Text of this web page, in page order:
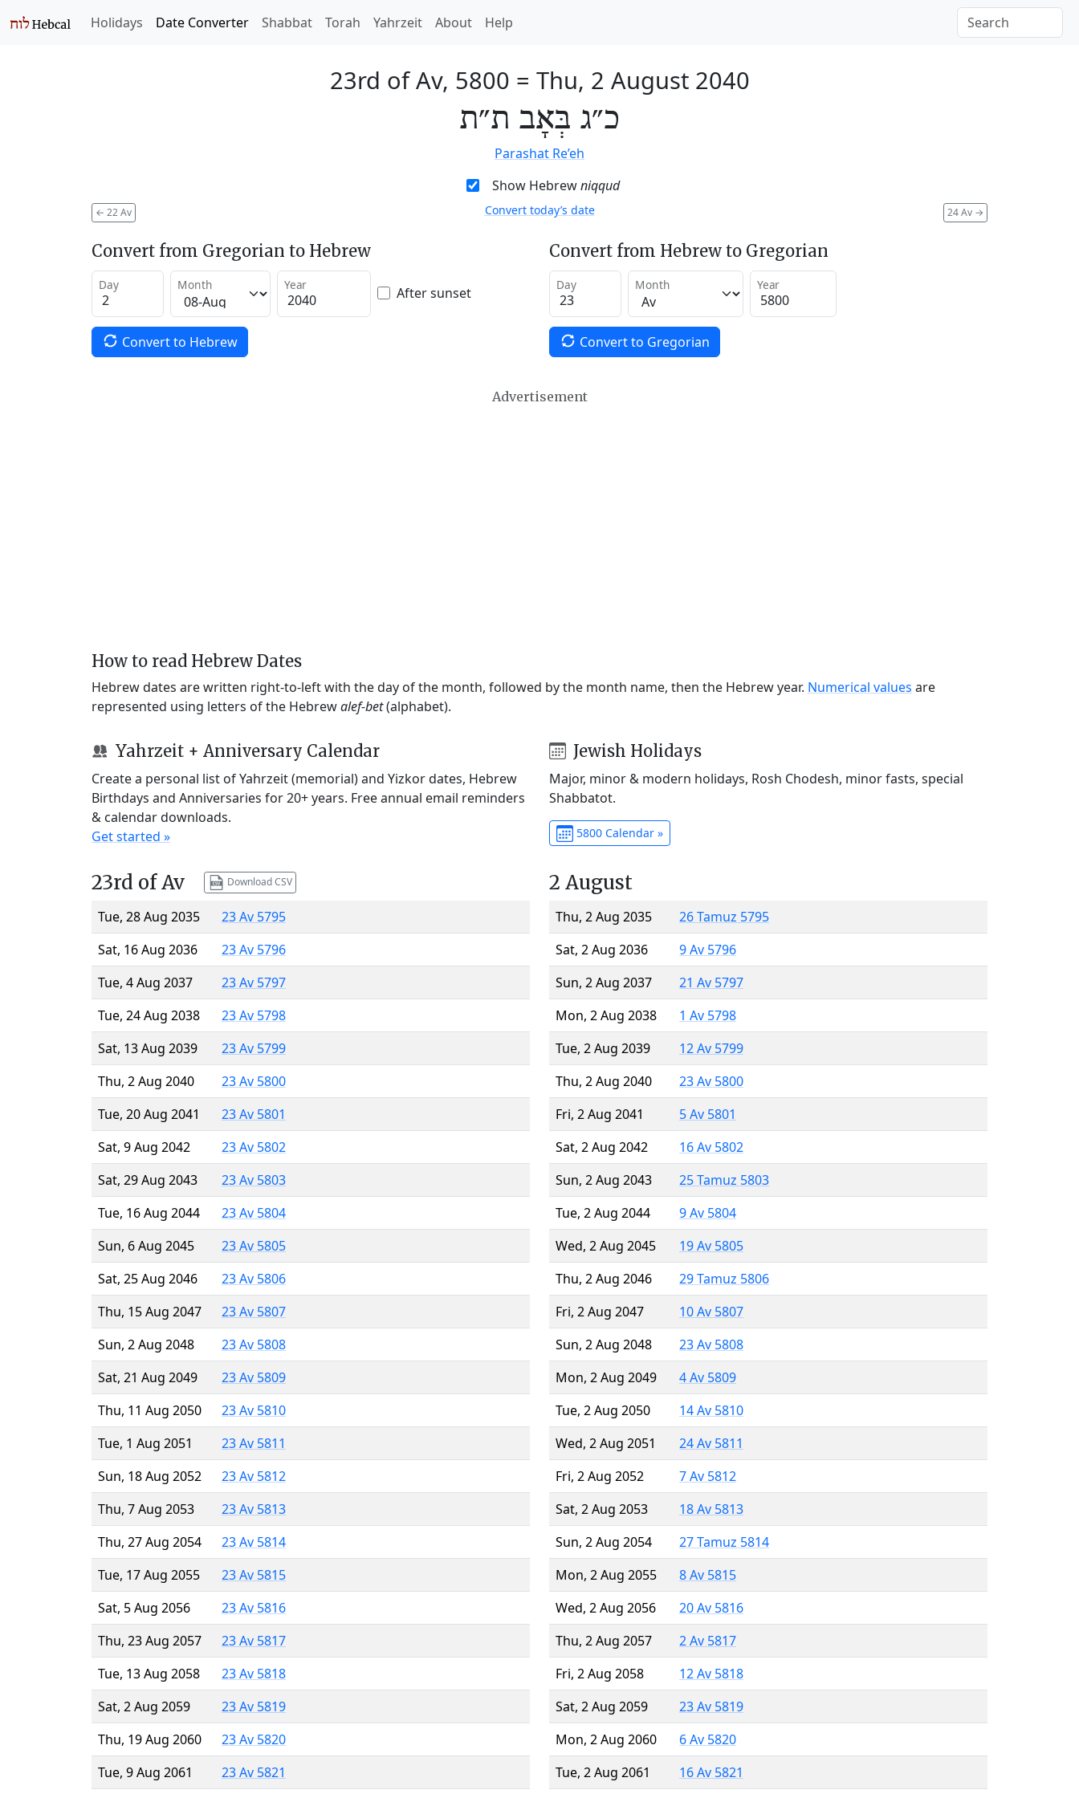
Holidays Date Converter Shabbat Torah Yahrzeit About Help
23rd of Av, 5800 = Thu, 2 August 2040
כ״ג בְּאָב ת״ת
Parashat Re’eh
Show Hebrewniqqud
← 22 Av 24 Av →
Convert today’s date
Convert from Gregorian to Hebrew
Day Month Year After sunset
Convert to Hebrew
Convert from Hebrew to Gregorian
Day Month Year
Convert to Gregorian
Advertisement
How to read Hebrew Dates
Hebrew dates are written right-to-left with the day of the month, followed by the month name, then the Hebrew year. Numerical values are
represented using letters of the Hebrewalef-bet(alphabet).
Yahrzeit + Anniversary Calendar
Create a personal list of Yahrzeit (memorial) and Yizkor dates, Hebrew
Birthdays and Anniversaries for 20+ years. Free annual email reminders
& calendar downloads.
Get started »
Jewish Holidays
Major, minor & modern holidays, Rosh Chodesh, minor fasts, special
Shabbatot.
5800 Calendar »
23rd of Av Download CSV
Tue, 28 Aug 2035
23 Av 5795
Sat, 16 Aug 2036
23 Av 5796
Tue, 4 Aug 2037
23 Av 5797
Tue, 24 Aug 2038
23 Av 5798
Sat, 13 Aug 2039
23 Av 5799
Thu, 2 Aug 2040
23 Av 5800
Tue, 20 Aug 2041
23 Av 5801
Sat, 9 Aug 2042
23 Av 5802
Sat, 29 Aug 2043
23 Av 5803
Tue, 16 Aug 2044
23 Av 5804
Sun, 6 Aug 2045
23 Av 5805
Sat, 25 Aug 2046
23 Av 5806
Thu, 15 Aug 2047
23 Av 5807
Sun, 2 Aug 2048
23 Av 5808
Sat, 21 Aug 2049
23 Av 5809
Thu, 11 Aug 2050
23 Av 5810
Tue, 1 Aug 2051
23 Av 5811
Sun, 18 Aug 2052
23 Av 5812
Thu, 7 Aug 2053
23 Av 5813
Thu, 27 Aug 2054
23 Av 5814
Tue, 17 Aug 2055
23 Av 5815
Sat, 5 Aug 2056
23 Av 5816
Thu, 23 Aug 2057
23 Av 5817
Tue, 13 Aug 2058
23 Av 5818
Sat, 2 Aug 2059
23 Av 5819
Thu, 19 Aug 2060
23 Av 5820
Tue, 9 Aug 2061
23 Av 5821
2 August
Thu, 2 Aug 2035
26 Tamuz 5795
Sat, 2 Aug 2036
9 Av 5796
Sun, 2 Aug 2037
21 Av 5797
Mon, 2 Aug 2038
1 Av 5798
Tue, 2 Aug 2039
12 Av 5799
Thu, 2 Aug 2040
23 Av 5800
Fri, 2 Aug 2041
5 Av 5801
Sat, 2 Aug 2042
16 Av 5802
Sun, 2 Aug 2043
25 Tamuz 5803
Tue, 2 Aug 2044
9 Av 5804
Wed, 2 Aug 2045
19 Av 5805
Thu, 2 Aug 2046
29 Tamuz 5806
Fri, 2 Aug 2047
10 Av 5807
Sun, 2 Aug 2048
23 Av 5808
Mon, 2 Aug 2049
4 Av 5809
Tue, 2 Aug 2050
14 Av 5810
Wed, 2 Aug 2051
24 Av 5811
Fri, 2 Aug 2052
7 Av 5812
Sat, 2 Aug 2053
18 Av 5813
Sun, 2 Aug 2054
27 Tamuz 5814
Mon, 2 Aug 2055
8 Av 5815
Wed, 2 Aug 2056
20 Av 5816
Thu, 2 Aug 2057
2 Av 5817
Fri, 2 Aug 2058
12 Av 5818
Sat, 2 Aug 2059
23 Av 5819
Mon, 2 Aug 2060
6 Av 5820
Tue, 2 Aug 2061
16 Av 5821